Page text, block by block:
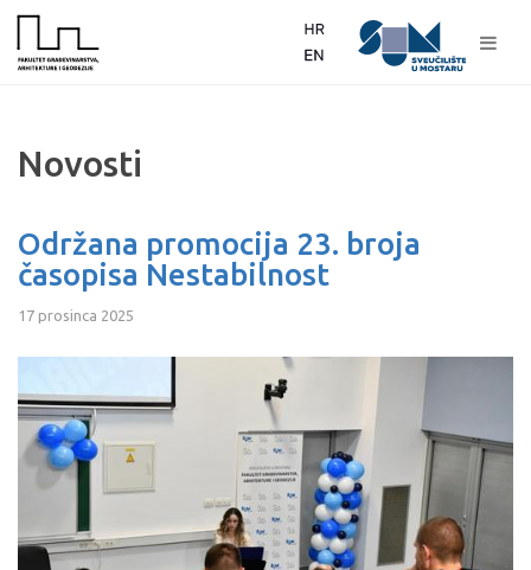
Novosti
Održana promocija 23. broja
časopisa Nestabilnost
17 prosinca 2025